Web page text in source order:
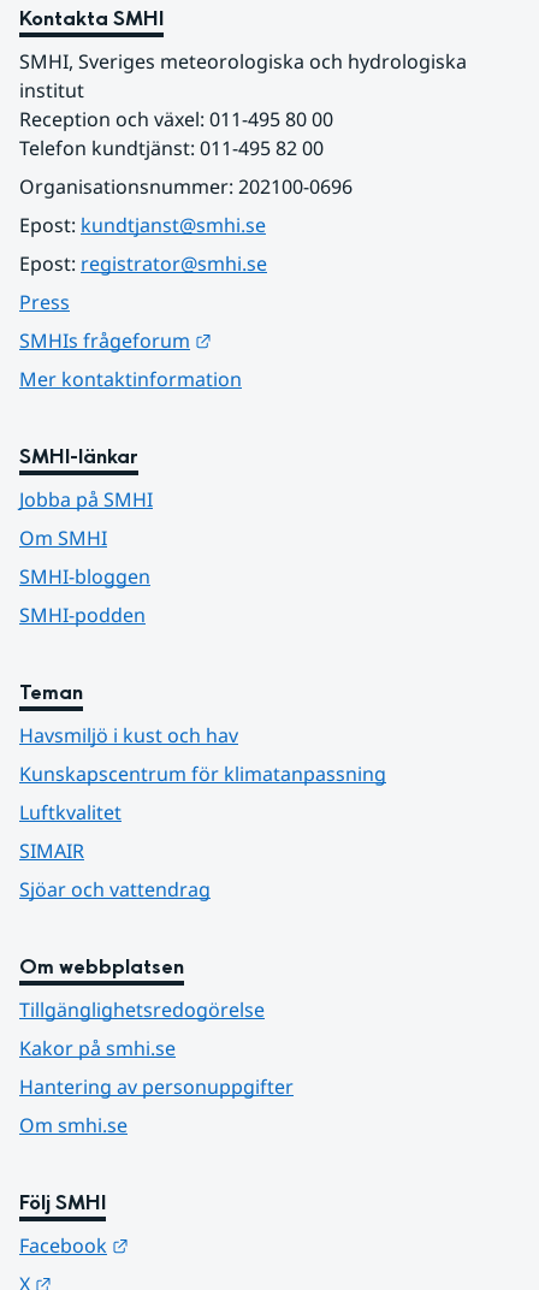
Kontakta SMHI
SMHI, Sveriges meteorologiska och hydrologiska
institut
Reception och växel: 011-495 80 00
Telefon kundtjänst: 011-495 82 00
Organisationsnummer: 202100-0696
Epost: kundtjanst@smhi.se
Epost: registrator@smhi.se
Press
SMHIs frågeforum
Mer kontaktinformation
SMHI-länkar
Jobba på SMHI
Om SMHI
SMHI-bloggen
SMHI-podden
Teman
Havsmiljö i kust och hav
Kunskapscentrum för klimatanpassning
Luftkvalitet
SIMAIR
Sjöar och vattendrag
Om webbplatsen
Tillgänglighetsredogörelse
Kakor på smhi.se
Hantering av personuppgifter
Om smhi.se
Följ SMHI
Facebook
X